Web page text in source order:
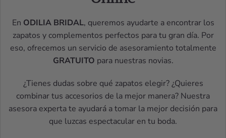
En ODILIA BRIDAL, queremos ayudarte a encontrar los
zapatos y complementos perfectos para tu gran día. Por
eso, ofrecemos un servicio de asesoramiento totalmente
GRATUITO para nuestras novias.
¿Tienes dudas sobre qué zapatos elegir? ¿Quieres
combinar tus accesorios de la mejor manera? Nuestra
asesora experta te ayudará a tomar la mejor decisión para
que luzcas espectacular en tu boda.